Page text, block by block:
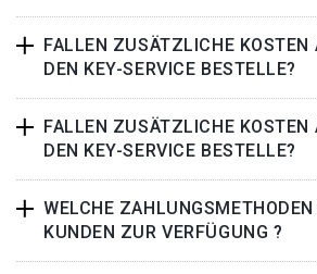
FALLEN ZUSÄTZLICHE KOSTEN
DEN KEY-SERVICE BESTELLE?
FALLEN ZUSÄTZLICHE KOSTEN
DEN KEY-SERVICE BESTELLE?
WELCHE
KUNDEN ZUR VERFÜGUNG ?